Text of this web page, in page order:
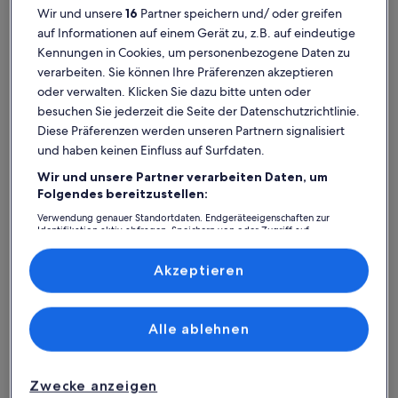
Weitere Infos zu Sauerland gemütliche Ferienwohnung
Sauerland gemütliche
Ferienwohnung zum Wandern,
Radeln, Relaxen, Elspe Festival
Platz für 4 Gäste · 2 Schlafzimmer · 1 Badezimmer
10 von 10
außergewöhnlich
4 Bewertungen
(4
bewertungen)
Weitere
Fretter: Ferienunterkünfte mit
Top-Bewertung
Weitere Infos zu Ferienhof Verse: Gemütliches Ferienhaus
Weitere
Wir und unsere16 Partner speichern und/ oder greifen
auf Informationen auf einem Gerät zu, z.B. auf eindeutige
Kennungen in Cookies, um personenbezogene Daten zu
verarbeiten. Sie können Ihre Präferenzen akzeptieren
oder verwalten. Klicken Sie dazu bitte unten oder
besuchen Sie jederzeit die Seite der Datenschutzrichtlinie.
Diese Präferenzen werden unseren Partnern signalisiert
und haben keinen Einfluss auf Surfdaten.
Wir und unsere Partner verarbeiten Daten, um
Folgendes bereitzustellen:
Verwendung genauer Standortdaten. Endgeräteeigenschaften zur
Identifikation aktiv abfragen. Speichern von oder Zugriff auf
Inhalte, Messung von Werbeleistung und der Performance von Inhalten,
Zielgruppenforschung sowie Entwicklung und Verbesserung von
Liste der Partner (Lieferanten)
Zwecke anzeigen
Alle ablehnen
Akzeptieren